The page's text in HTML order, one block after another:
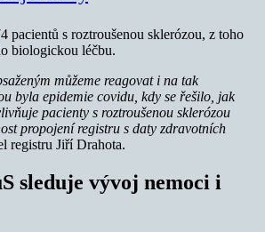
pacientů s roztroušenou sklerózou, z toho
biologickou léčbu.
můžeme reagovat i na tak
byla epidemie covidu, kdy se řešilo, jak
pacienty s roztroušenou sklerózou
propojení registru s daty zdravotních
registru Jiří Drahota.
sleduje vývoj nemoci i